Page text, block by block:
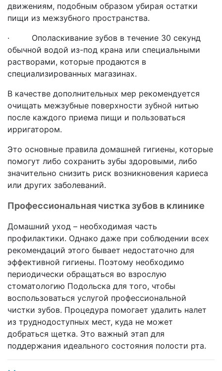
движениям, подобным образом убирая остатки
пищи из межзубного пространства.
· Ополаскивание зубов в течение 30 секунд
обычной водой из-под крана или специальными
растворами, которые продаются в
специализированных магазинах.
В качестве дополнительных мер рекомендуется
очищать межзубные поверхности зубной нитью
после каждого приема пищи и пользоваться
ирригатором.
Это основные правила домашней гигиены, которые
помогут либо сохранить зубы здоровыми, либо
значительно снизить риск возникновения кариеса
или других заболеваний.
Профессиональная чистка зубов в клинике
Домашний уход – необходимая часть
профилактики. Однако даже при соблюдении всех
рекомендаций этого бывает недостаточно для
эффективной гигиены. Поэтому необходимо
периодически обращаться во взрослую
стоматологию Подольска для того, чтобы
воспользоваться услугой профессиональной
чистки зубов. Процедура помогает удалить налет
из труднодоступных мест, куда не может
добраться щетка. Это важный этап для
поддержания идеального состояния полости рта.